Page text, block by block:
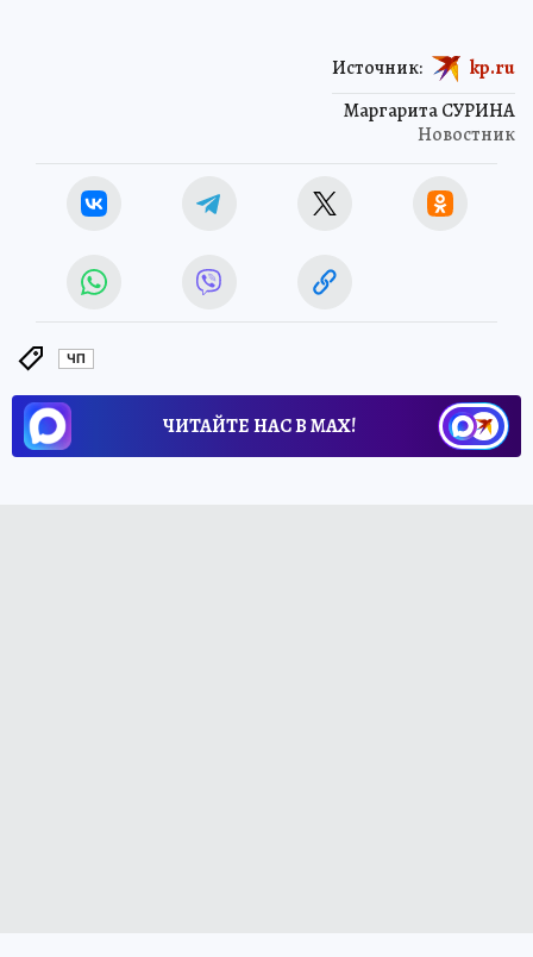
Маргарита СУРИНА
Новостник
Источник: kp.ru
ЧП
ЧИТАЙТЕ НАС В МАХ!